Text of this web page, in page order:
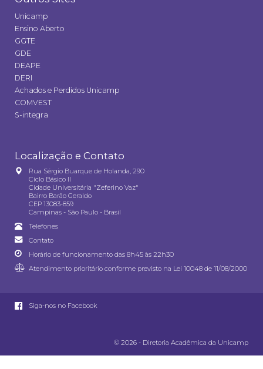
Unicamp
Ensino Aberto
GGTE
GDE
DEAPE
DERI
Achados e Perdidos Unicamp
COMVEST
S-integra
Localização e Contato
Rua Sérgio Buarque de Holanda, 290
Ciclo Básico II
Cidade Universitária "Zeferino Vaz"
Bairro Barão Geraldo
CEP 13083-859
Campinas - São Paulo - Brasil
Telefones
Contato
Horário de funcionamento das 8h45 às 22h30
Atendimento prioritário conforme previsto na Lei 10048 de 11/08/2000
Siga-nos no Facebook
© 2026 - Diretoria Acadêmica da Unicamp